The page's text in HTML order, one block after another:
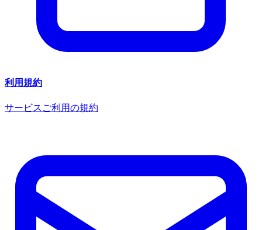
利用規約
サービスご利用の規約